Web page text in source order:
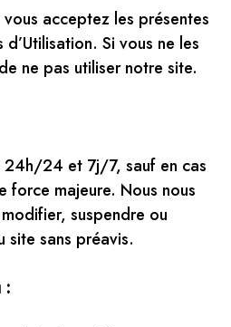
acceptez les présentes
Si vous ne les
ne pas utiliser notre site.
24h/24 et 7j/7, sauf en cas
force majeure. Nous nous
suspendre ou
site sans préavis.
: